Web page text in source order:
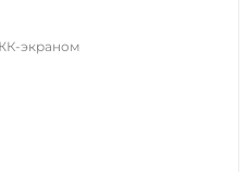
экраном